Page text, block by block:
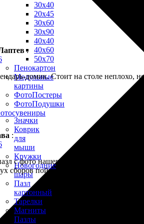
30х40
20х45
30х60
30х90
40х40
40х60
50х70
Пенокартон
Модульные
картины
ФотоПостеры
ФотоПодушки
Значки
Коврик
для
мыши
Кружки
Новогодние
шары
Пазл
картонный
Тарелки
Магниты
Пазлы
:
домик. Стоит на столе неплохо,
:
с фото нашего путешествия,
сборов пойдёт.